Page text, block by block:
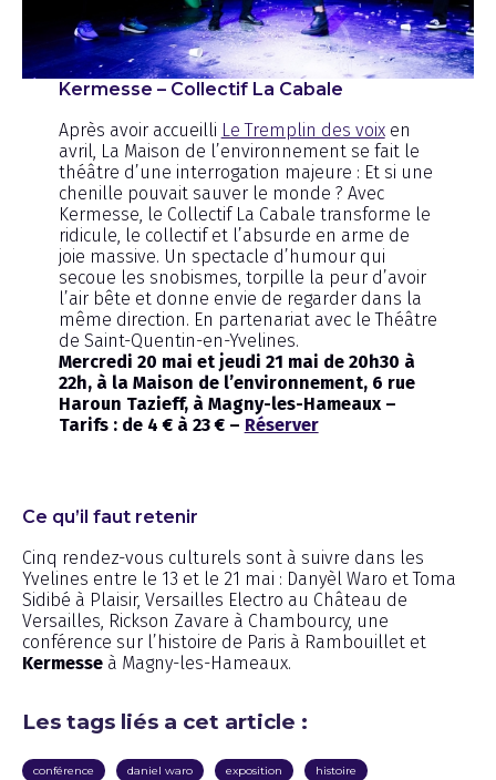
Kermesse – Collectif La Cabale
Après avoir accueilli Le Tremplin des voixen
avril, La Maison de l’environnement se fait le
théâtre d’une interrogation majeure : Et si une
chenille pouvait sauver le monde ? Avec
Kermesse, le Collectif La Cabale transforme le
ridicule, le collectif et l’absurde en arme de
joie massive. Un spectacle d’humour qui
secoue les snobismes, torpille la peur d’avoir
l’air bête et donne envie de regarder dans la
même direction. En partenariat avec le Théâtre
de Saint-Quentin-en-Yvelines.
Mercredi 20 mai et jeudi 21 mai de 20h30 à
22h, à la Maison de l’environnement, 6 rue
Haroun Tazieff, à Magny-les-Hameaux –
Tarifs : de 4 € à 23 € – Réserver
Ce qu’il faut retenir
Cinq rendez-vous culturels sont à suivre dans les
Yvelines entre le 13 et le 21 mai : Danyèl Waro et Toma
Sidibé à Plaisir, Versailles Electro au Château de
Versailles, Rickson Zavare à Chambourcy, une
conférence sur l’histoire de Paris à Rambouillet et
Kermesse à Magny-les-Hameaux.
Les tags liés a cet article :
conférence daniel waro exposition histoire